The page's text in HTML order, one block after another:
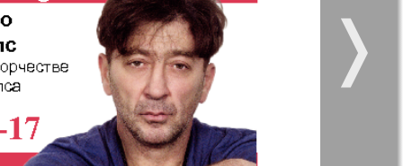
11
5
11
❭
Город 511
Наше время